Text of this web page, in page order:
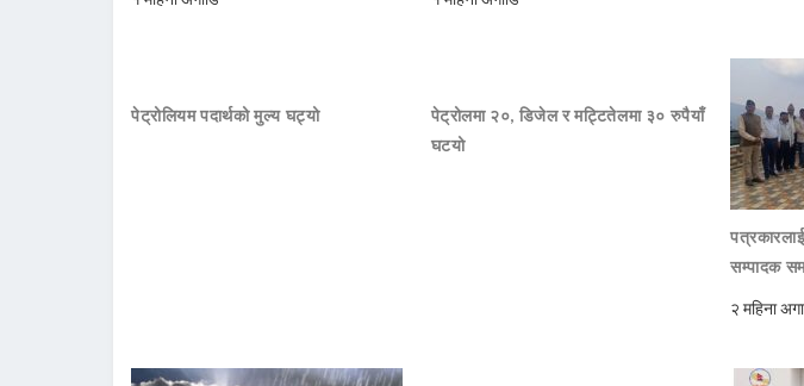
पेट्रोलियम पदार्थको मुल्य घट्यो
पेट्रोलमा २०, डिजेल र मट्टितेलमा ३० रुपैयाँ
घटयो
सम्पादक
२ महिना